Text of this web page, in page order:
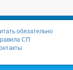
обязательно
СП